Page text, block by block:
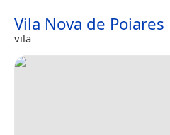
Vila Nova de Poiares
vila